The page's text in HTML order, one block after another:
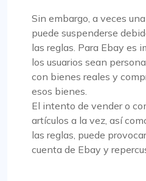
Sin embargo, a veces
puede suspenderse
las reglas. Para Ebay es
los usuarios sean
con bienes reales y
esos bienes.
El intento de vender o
artículos a la vez, así
las reglas, puede
cuenta de Ebay y